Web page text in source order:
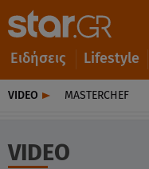
Ειδήσεις Lifestyle
VIDEO MASTERCHEF
VIDEO